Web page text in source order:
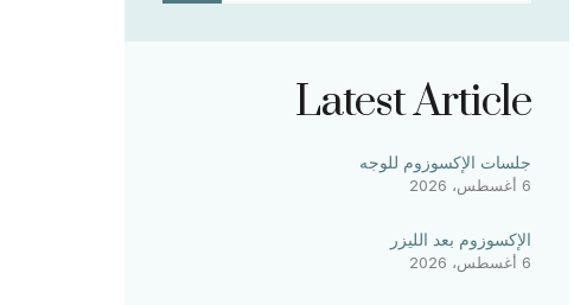
Latest Article
جلسات الإكسوزوم للوجه
6 أغسطس، 2026
الإكسوزوم بعد الليزر
6 أغسطس، 2026